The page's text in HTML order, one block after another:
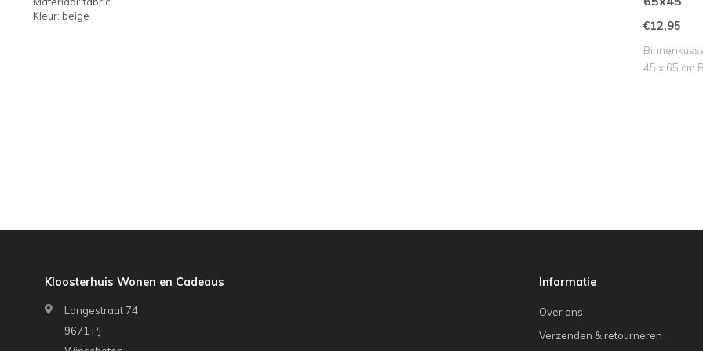
Kleur: beige
€12,95
45 x 65 cm
Kloosterhuis Wonen en Cadeaus
Langestraat 74
9671 PJ
Informatie
Over ons
Verzenden & retourneren